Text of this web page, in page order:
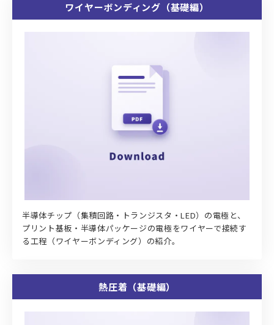
ワイヤーボンディング（基礎編）
半導体チップ（集積回路・トランジスタ・LED）の電極と、
プリント基板・半導体パッケージの電極をワイヤーで接続す
る工程（ワイヤーボンディング）の紹介。
熱圧着（基礎編）